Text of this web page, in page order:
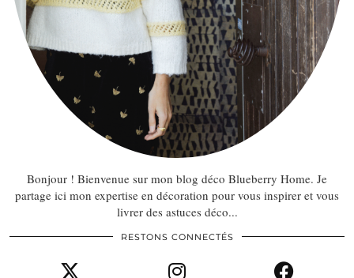
Bonjour ! Bienvenue sur mon blog déco Blueberry Home. Je
partage ici mon expertise en décoration pour vous inspirer et vous
livrer des astuces déco...
RESTONS CONNECTÉS